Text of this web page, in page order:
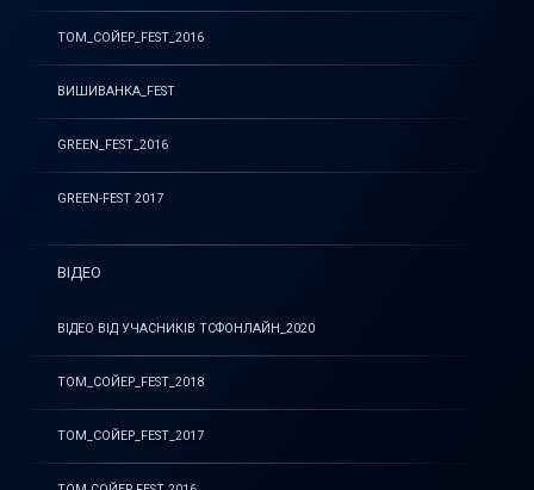
ТОМ_СОЙЕР_FEST_2016
ВИШИВАНКА_FEST
GREEN_FEST_2016
GREEN-FEST 2017
ВІДЕО
ВІДЕО ВІД УЧАСНИКІВ ТСФОНЛАЙН_2020
ТОМ_СОЙЕР_FEST_2018
ТОМ_СОЙЕР_FEST_2017